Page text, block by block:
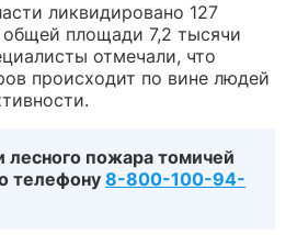
ликвидировано 127
площади 7,2 тысячи
отмечали, что
происходит по вине людей
лесного пожара томичей
телефону 8-800-100-94-